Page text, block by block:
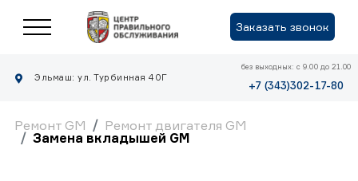
Заказать звонок
Эльмаш: ул. Турбинная 40Г
без выходных: с 9.00 до 21.00
+7 (343)302-17-80
Ремонт GM
Ремонт двигателя GM
Замена вкладышей GM